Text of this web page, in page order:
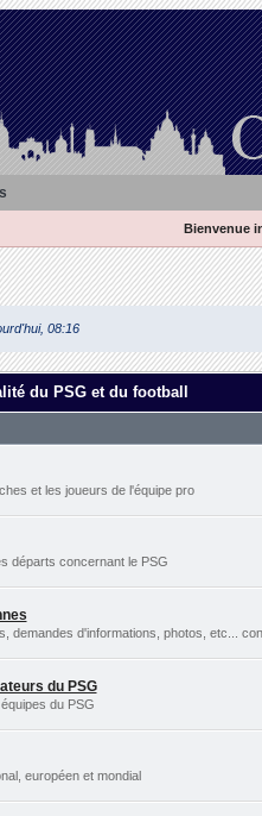
Bienvenue
08:16
du PSG et du football
et les joueurs de l'équipe pro
départs concernant le PSG
demandes d'informations, photos, etc...
du PSG
du PSG
européen et mondial